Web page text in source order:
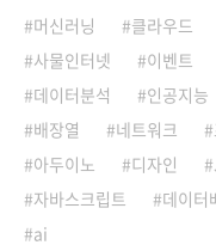
머신러닝 클라우드
사물인터넷
이벤트
데이터분석
인공지능
배장열
네트워크
아두이노
디자인
자바스크립트
데이터
ai